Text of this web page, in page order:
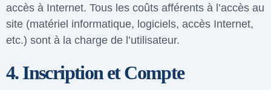
accès à Internet. Tous les coûts afférents à l’accès au
site (matériel informatique, logiciels, accès Internet,
etc.) sont à la charge de l’utilisateur.
4. Inscription et Compte